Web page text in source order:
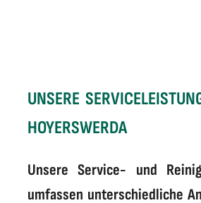
UNSERE
HOYERSWERDA
Unsere Service- und
umfassen unterschiedliche